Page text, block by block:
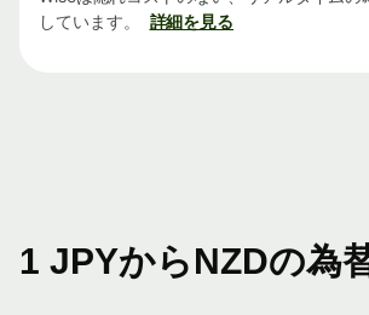
しています。
詳細を見る
1 JPYからNZDの為